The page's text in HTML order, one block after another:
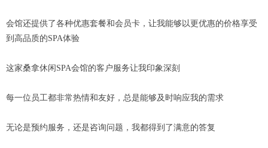
会馆还提供了各种优惠套餐和会员卡，让我能够以更优惠的价格享受
到高品质的SPA体验
这家桑拿休闲SPA会馆的客户服务让我印象深刻
每一位员工都非常热情和友好，总是能够及时响应我的需求
无论是预约服务，还是咨询问题，我都得到了满意的答复